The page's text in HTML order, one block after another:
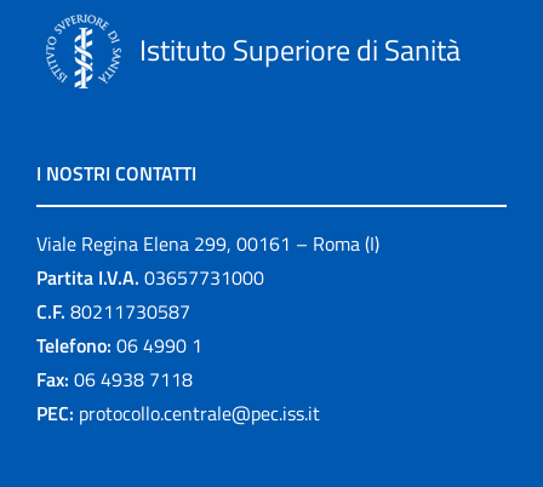
Istituto Superiore di Sanità
I NOSTRI CONTATTI
Viale Regina Elena 299, 00161 – Roma (I)
Partita I.V.A. 03657731000
C.F. 80211730587
Telefono: 06 4990 1
Fax: 06 4938 7118
PEC: protocollo.centrale@pec.iss.it